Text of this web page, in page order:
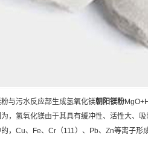
与污水反应部生成氢氧化镁朝阳镁粉
，氢氧化镁由于其具有缓冲性、活性大、
，Cu、Fe、Cr（111）、Pb、Zn等离子